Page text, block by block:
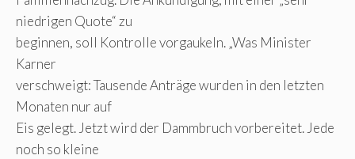
niedrigen Quote“ zu
beginnen, soll Kontrolle vorgaukeln. „Was Minister
Karner
verschweigt: Tausende Anträge wurden in den letzten
Monaten nur auf
Eis gelegt. Jetzt wird der Dammbruch vorbereitet. Jede
noch so kleine